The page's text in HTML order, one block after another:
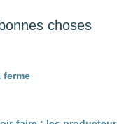
choses
ferme
en